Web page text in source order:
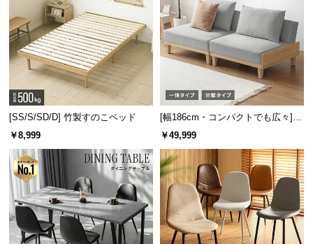
安心と信頼の「一年間保証」
一年間保証
[SS/S/SD/D] 竹製すのこベッド
￥8,999
[幅186cm・コンパクトでも広々] 3
人掛けソファベッド リクライニン
グ 天然木フレーム 北欧
￥49,999